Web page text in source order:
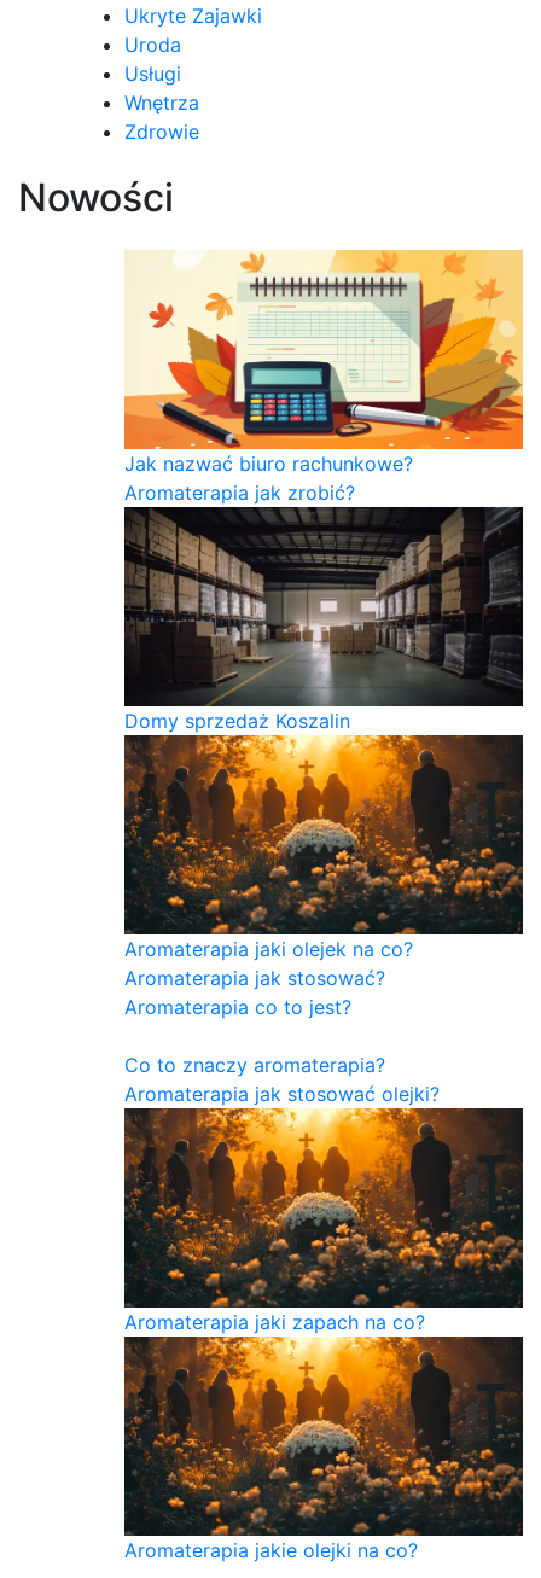
Ukryte Zajawki
Uroda
Usługi
Wnętrza
Zdrowie
Nowości
Jak nazwać biuro rachunkowe?
Aromaterapia jak zrobić?
Domy sprzedaż Koszalin
Aromaterapia jaki olejek na co?
Aromaterapia jak stosować?
Aromaterapia co to jest?
Co to znaczy aromaterapia?
Aromaterapia jak stosować olejki?
Aromaterapia jaki zapach na co?
Aromaterapia jakie olejki na co?